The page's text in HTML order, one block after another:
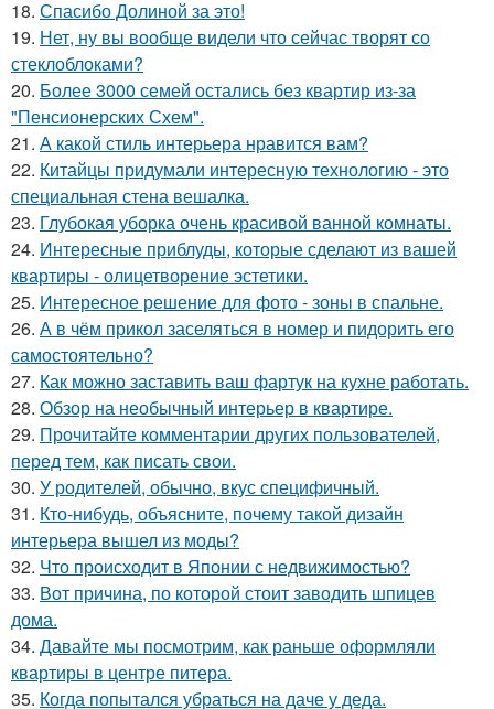
18. Спасибо Долиной за это!
19. Нет, ну вы вообще видели что сейчас творят со
стеклоблоками?
20. Более 3000 семей остались без квартир из-за
"Пенсионерских Схем".
21. А какой стиль интерьера нравится вам?
22. Китайцы придумали интересную технологию - это
специальная стена вешалка.
23. Глубокая уборка очень красивой ванной комнаты.
24. Интересные приблуды, которые сделают из вашей
квартиры - олицетворение эстетики.
25. Интересное решение для фото - зоны в спальне.
26. А в чём прикол заселяться в номер и пидорить его
самостоятельно?
27. Как можно заставить ваш фартук на кухне работать.
28. Обзор на необычный интерьер в квартире.
29. Прочитайте комментарии других пользователей,
перед тем, как писать свои.
30. У родителей, обычно, вкус специфичный.
31. Кто-нибудь, объясните, почему такой дизайн
интерьера вышел из моды?
32. Что происходит в Японии с недвижимостью?
33. Вот причина, по которой стоит заводить шпицев
дома.
34. Давайте мы посмотрим, как раньше оформляли
квартиры в центре питера.
35. Когда попытался убраться на даче у деда.